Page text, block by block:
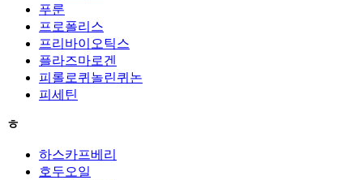
푸룬
프로폴리스
프리바이오틱스
플라즈마로겐
피롤로퀴놀린퀴논
피세틴
ㅎ
하스카프베리
호두오일